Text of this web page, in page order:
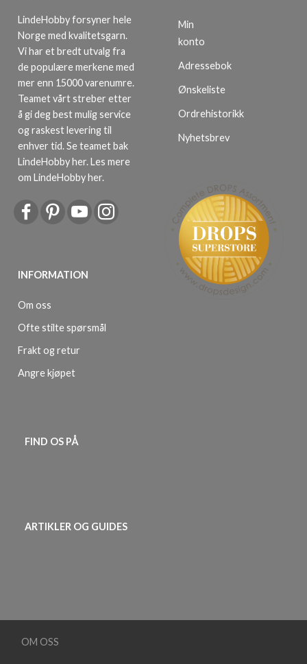
LindeHobby forsyner hele
Norge med kvalitetsgarn.
Vi har et bredt utvalg fra
de populære merkene med
mer enn 15000 varenumre.
Teamet vårt streber etter
å gi deg best mulig service
og raskest levering til
enhver tid. Se teamet bak
LindeHobby her.Les mere
om LindeHobby her.
INFORMATION
Om oss
Ofte stilte spørsmål
Frakt og retur
Angre kjøpet
Min
konto
Adressebok
Ønskeliste
Ordrehistorikk
Nyhetsbrev
FIND OS PÅ
ARTIKLER OG GUIDES
OM OSS